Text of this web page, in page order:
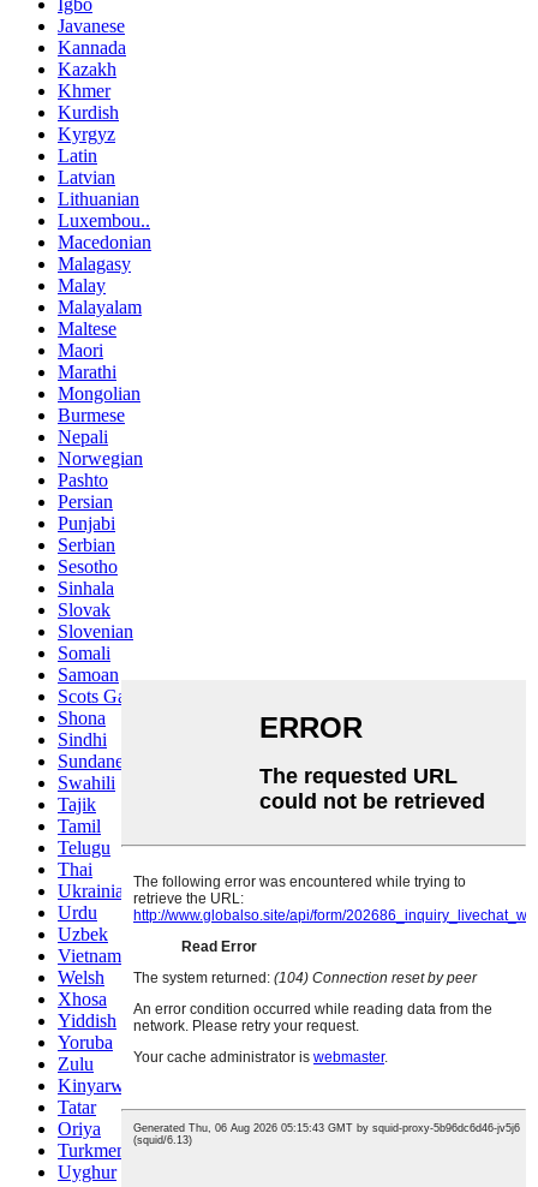
Igbo
Javanese
Kannada
Kazakh
Khmer
Kurdish
Kyrgyz
Latin
Latvian
Lithuanian
Luxembou..
Macedonian
Malagasy
Malay
Malayalam
Maltese
Maori
Marathi
Mongolian
Burmese
Nepali
Norwegian
Pashto
Persian
Punjabi
Serbian
Sesotho
Sinhala
Slovak
Slovenian
Somali
Samoan
Scots Gaelic
Shona
Sindhi
Sundanese
Swahili
Tajik
Tamil
Telugu
Thai
Ukrainian
Urdu
Uzbek
Vietnamese
Welsh
Xhosa
Yiddish
Yoruba
Zulu
Kinyarwanda
Tatar
Oriya
Turkmen
Uyghur